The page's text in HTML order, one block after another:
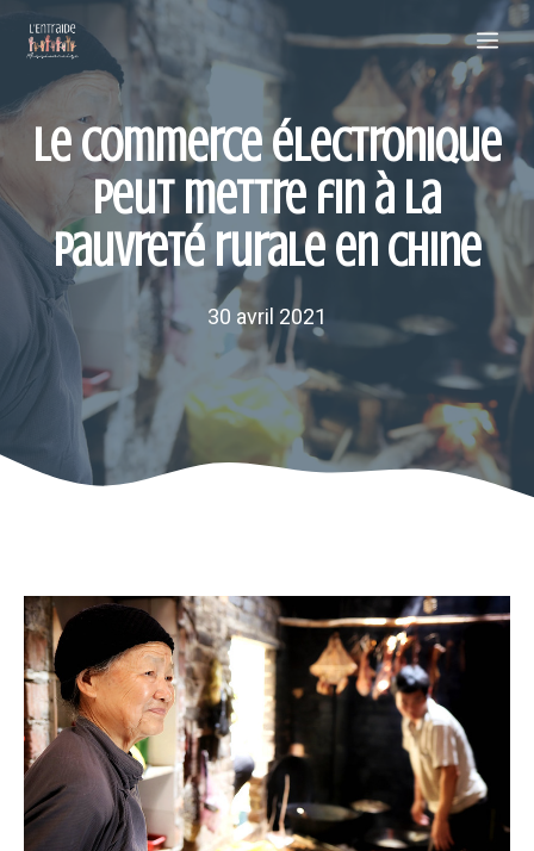
contenu
Le commerce électronique
peut mettre fin à la
pauvreté rurale en Chine
30 avril 2021